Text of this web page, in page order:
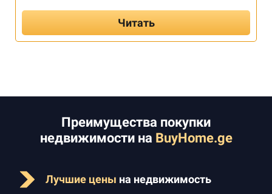
Читать
Преимущества покупки
недвижимости на BuyHome.ge
Лучшие цены на недвижимость